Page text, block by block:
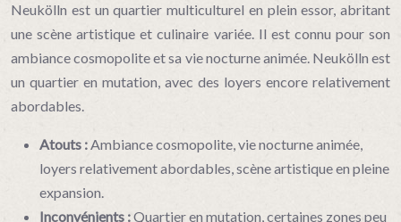
Neukölln est un quartier multiculturel en plein essor, abritant
une scène artistique et culinaire variée. Il est connu pour son
ambiance cosmopolite et sa vie nocturne animée. Neukölln est
un quartier en mutation, avec des loyers encore relativement
abordables.
Atouts :Ambiance cosmopolite, vie nocturne animée,
loyers relativement abordables, scène artistique en pleine
expansion.
Inconvénients :Quartier en mutation, certaines zones peu